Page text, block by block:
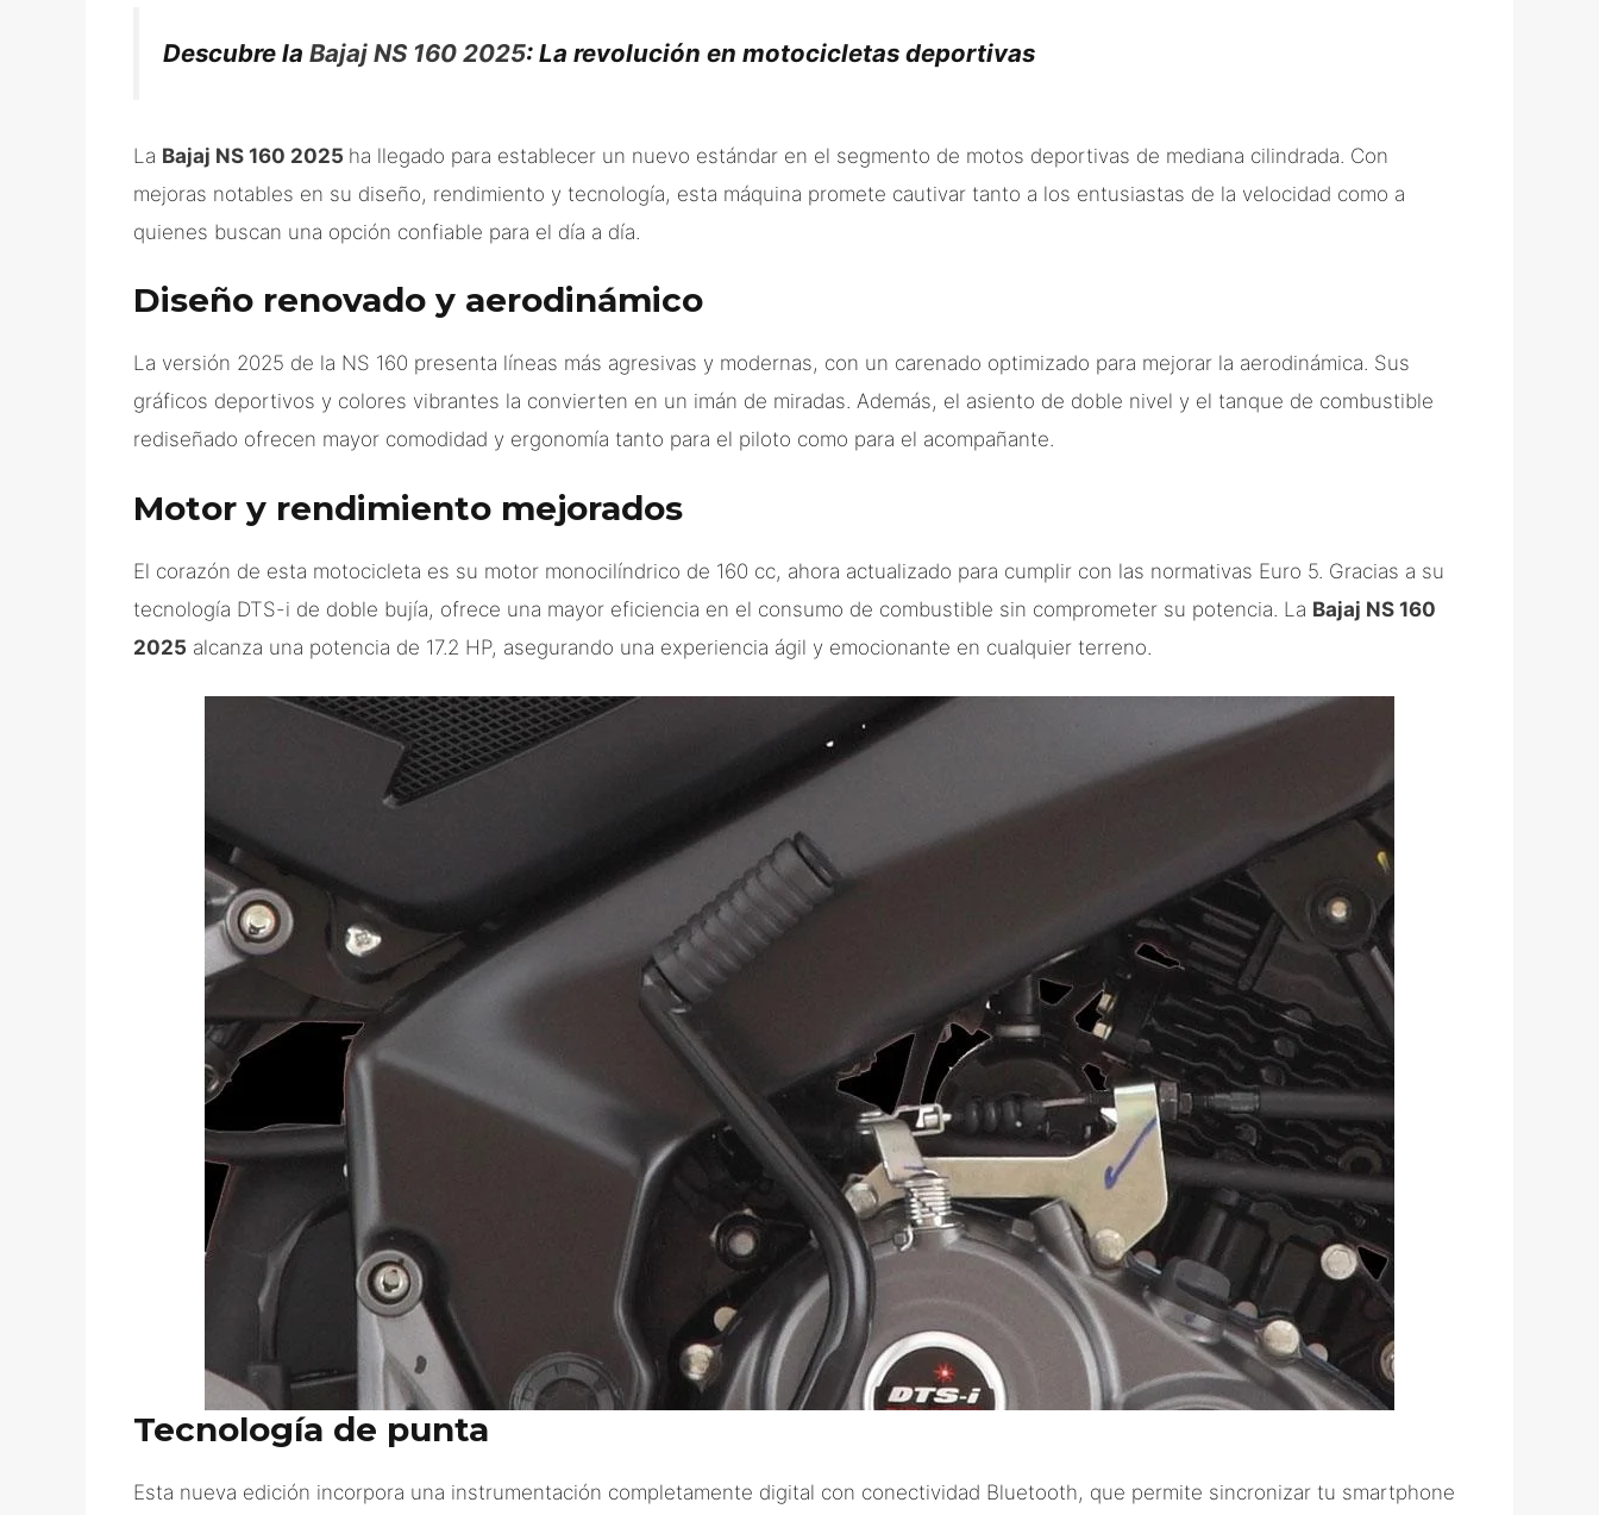
Descubre la Bajaj NS 160 2025: La revolución en motocicletas deportivas
La Bajaj NS 160 2025 ha llegado para establecer un nuevo estándar en el segmento de motos deportivas de mediana cilindrada. Con
mejoras notables en su diseño, rendimiento y tecnología, esta máquina promete cautivar tanto a los entusiastas de la velocidad como a
quienes buscan una opción confiable para el día a día.
Diseño renovado y aerodinámico
La versión 2025 de la NS 160 presenta líneas más agresivas y modernas, con un carenado optimizado para mejorar la aerodinámica. Sus
gráficos deportivos y colores vibrantes la convierten en un imán de miradas. Además, el asiento de doble nivel y el tanque de combustible
rediseñado ofrecen mayor comodidad y ergonomía tanto para el piloto como para el acompañante.
Motor y rendimiento mejorados
El corazón de esta motocicleta es su motor monocilíndrico de 160 cc, ahora actualizado para cumplir con las normativas Euro 5. Gracias a su
tecnología DTS-i de doble bujía, ofrece una mayor eficiencia en el consumo de combustible sin comprometer su potencia. La Bajaj NS 160
2025 alcanza una potencia de 17.2 HP, asegurando una experiencia ágil y emocionante en cualquier terreno.
Tecnología de punta
Esta nueva edición incorpora una instrumentación completamente digital con conectividad Bluetooth, que permite sincronizar tu smartphone